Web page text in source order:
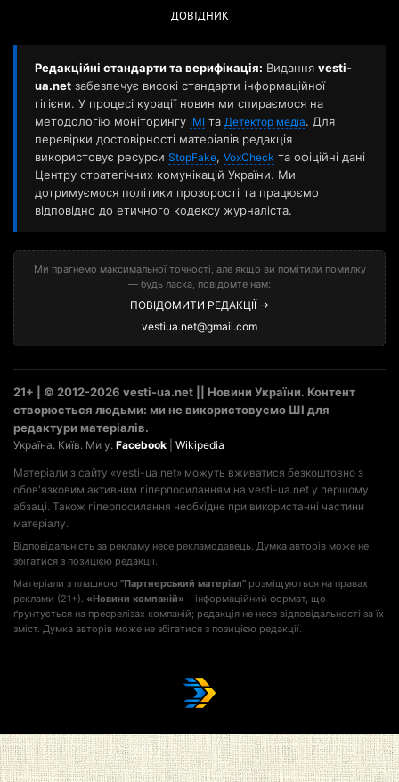
ДОВІДНИК
Редакційні стандарти та верифікація: Видання vesti-
ua.net забезпечує високі стандарти інформаційної
гігієни. У процесі курації новин ми спираємося на
методологію моніторингу ІМІ та Детектор медіа. Для
перевірки достовірності матеріалів редакція
використовує ресурси StopFake, VoxCheck та офіційні дані
Центру стратегічних комунікацій України. Ми
дотримуємося політики прозорості та працюємо
відповідно до етичного кодексу журналіста.
Ми прагнемо максимальної точності, але якщо ви помітили помилку
— будь ласка, повідомте нам:
ПОВІДОМИТИ РЕДАКЦІЇ →
vestiua.net@gmail.com
21+ | © 2012-2026 vesti-ua.net || Новини України. Контент
створюється людьми: ми не використовуємо ШІ для
редактури матеріалів.
Україна. Київ. Ми у: Facebook Wikipedia
Матеріали з сайту «vesti-ua.net» можуть вживатися безкоштовно з
обов'язковим активним гіперпосиланням на vesti-ua.net у першому
абзаці. Також гіперпосилання необхідне при використанні частини
матеріалу.
Відповідальність за рекламу несе рекламодавець. Думка авторів може не
збігатися з позицією редакції.
Матеріали з плашкою "Партнерський матеріал" розміщуються на правах
реклами (21+). «Новини компаній» – інформаційний формат, що
ґрунтується на пресрелізах компаній; редакція не несе відповідальності за їх
зміст. Думка авторів може не збігатися з позицією редакції.